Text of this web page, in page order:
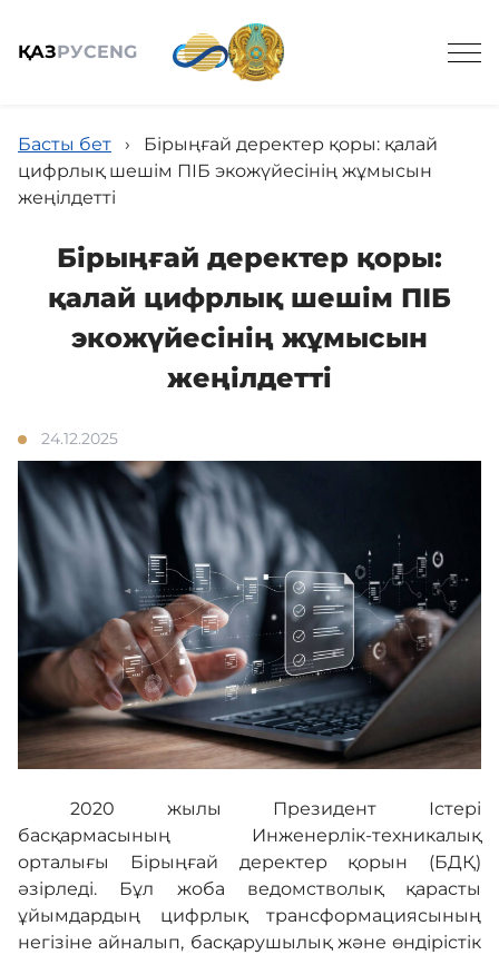
ҚАЗРУСENG
Жалпы мағлұмат
Адалдық алаңы
Жаңалықтар
Кері байланыс
Бірыңғай сөздік
арналған нұсқа
Басты бет ›
Бірыңғай деректер қоры: қалай
цифрлық шешім ПІБ экожүйесінің жұмысын
жеңілдетті
Бірыңғай деректер қоры:
қалай цифрлық шешім ПІБ
экожүйесінің жұмысын
жеңілдетті
24.12.2025
2020 жылы Президент Істері
басқармасының Инженерлік-техникалық
орталығы Бірыңғай деректер қорын (БДҚ)
әзірледі. Бұл жоба ведомстволық қарасты
ұйымдардың цифрлық трансформациясының
негізіне айналып, басқарушылық және өндірістік